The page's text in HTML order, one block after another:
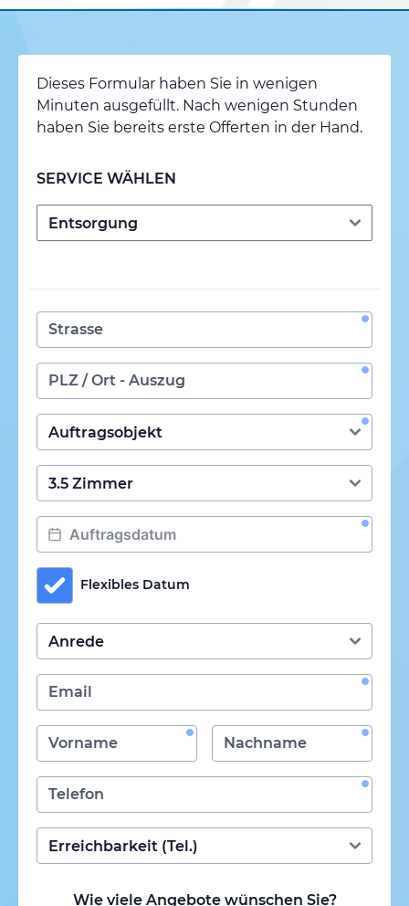
Dieses Formular haben Sie in wenigen
Minuten ausgefüllt. Nach wenigen Stunden
haben Sie bereits erste Offerten in der Hand.
SERVICE WÄHLEN
Flexibles Datum
Wie viele Angebote wünschen Sie?